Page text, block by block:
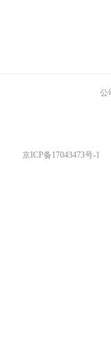
公
京ICP备17043473号-1